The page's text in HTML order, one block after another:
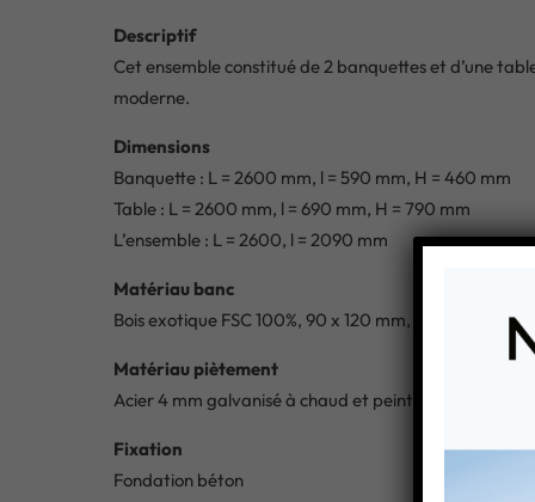
Descriptif
Cet ensemble constitué de 2 banquettes et d’une
moderne.
Dimensions
Banquette : L = 2600 mm, l = 590 mm, H = 460 mm
Table : L = 2600 mm, l = 690 mm, H = 790 mm
L’ensemble : L = 2600, l = 2090 mm
Matériau banc
Bois exotique FSC 100%, 90 x 120 mm, non traité,
Matériau piètement
Acier 4 mm galvanisé à chaud et peint double couche
Fixation
Fondation béton